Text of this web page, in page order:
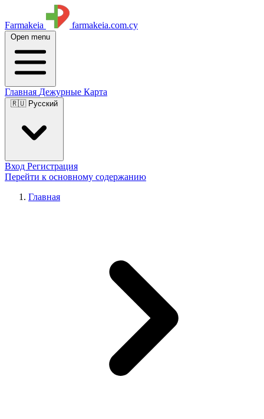
Farmakeia farmakeia.com.cy
Open menu
Главная Дежурные Карта
🇷🇺 Русский
Вход Регистрация
Перейти к основному содержанию
Главная